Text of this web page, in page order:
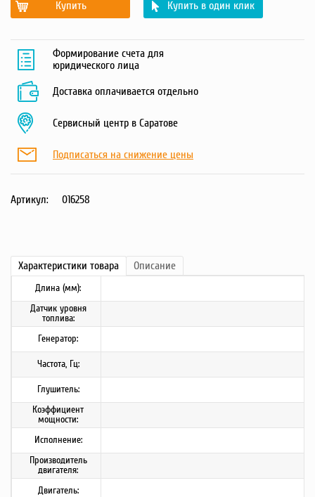
Купить Купить в один клик
Формирование счета для
юридического лица
Доставка оплачивается отдельно
Сервисный центр в Саратове
Подписаться на снижение цены
Артикул: 016258
Характеристики товара Описание
Длина (мм):
Датчик уровня
топлива:
Генератор:
Частота, Гц:
Глушитель:
Коэффициент
мощности:
Исполнение:
Производитель
двигателя:
Двигатель: